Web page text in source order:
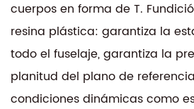
presenta una estructura rígida
vibración y garantiza un
componentes de alta calidad y
ingeniería garantizan
mantenimiento.
cuerpos en forma de T.
resina plástica: garantiza la
todo el fuselaje, garantiza la
planitud del plano de
condiciones dinámicas como